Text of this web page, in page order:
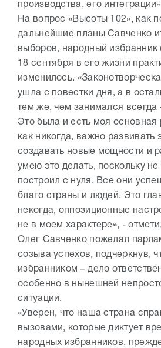
производства, его
На вопрос «Высоты 102», как
дальнейшие планы Савченко
выборов, народный избранник
18 сентября в его жизни
изменилось.
ушла с повестки дня, а в
тем же, чем занимался всегда
Это была и есть моя основная
как никогда, важно развивать
создавать новые мощности и
умею это делать, поскольку
построил с нуля. Все они
благо страны и людей. Это
некогда, оппозиционные
не в моем характере», -
Олег Савченко пожелал
созыва успехов, подчеркнув,
избранником – дело
особенно в нынешней
ситуации.
«Уверен, что наша страна
вызовами, которые диктует
народных избранников,